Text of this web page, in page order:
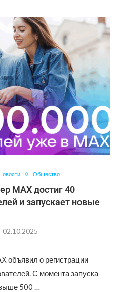
Общество
МАХ достиг 40
и запускает новые
02.10.2025
объявил о регистрации
С момента запуска
500 …